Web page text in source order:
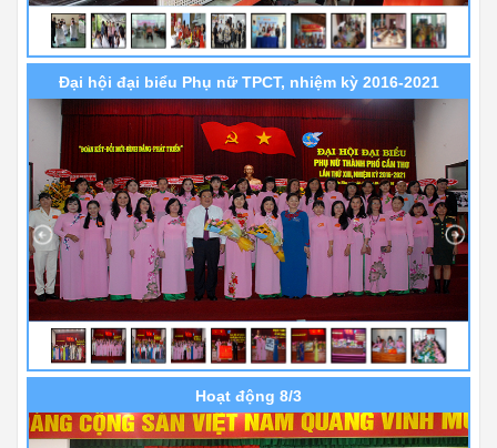
Đại hội đại biểu Phụ nữ TPCT, nhiệm kỳ 2016-2021
Hoạt động 8/3